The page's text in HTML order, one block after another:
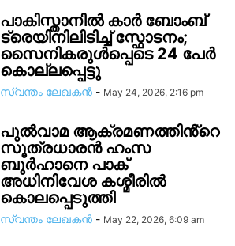
പാകിസ്താനിൽ കാർ ബോംബ്
ട്രെയിനിലിടിച്ച് സ്ഫോടനം;
സൈനികരുൾപ്പെടെ 24 പേർ
കൊല്ലപ്പെട്ടു
സ്വന്തം ലേഖകന്‍ - May 24, 2026, 2:16 pm
പുൽവാമ ആക്രമണത്തിൻ്റെ
സൂത്രധാരൻ ഹംസ
ബുർഹാനെ പാക്
അധിനിവേശ കശ്മീരിൽ
കൊലപ്പെടുത്തി
സ്വന്തം ലേഖകന്‍ - May 22, 2026, 6:09 am